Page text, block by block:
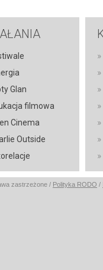
Glan
filmowa
Cinema
Outside
»
»
»
»
»
»
»
zastrzeżone / Polityka RODO /